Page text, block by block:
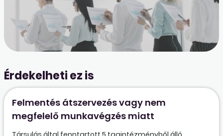
Érdekelheti ez is
Felmentés átszervezés vagy nem
megfelelő munkavégzés miatt